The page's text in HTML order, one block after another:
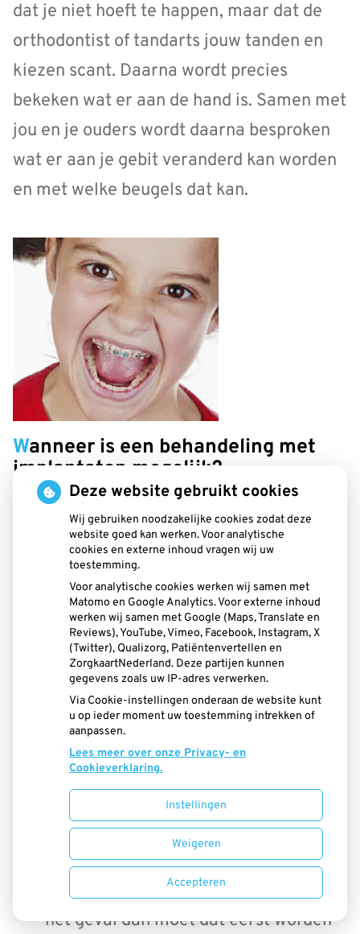
dat je niet hoeft te happen, maar dat de
orthodontist of tandarts jouw tanden en
kiezen scant. Daarna wordt precies
bekeken wat er aan de hand is. Samen met
jou en je ouders wordt daarna besproken
wat er aan je gebit veranderd kan worden
en met welke beugels dat kan.
Wanneer is een behandeling met
implantaten mogelijk?
In principe kan bij iedereen met volgroeid
kaakbot (vanaf ongeveer achttien jaar)
een implantaat worden geplaatst. Voor
een succesvolle behandeling moet u wel
aan enkele voorwaarden voldoen:
Er moet voldoende kaakbot in hoogte
én in breedte zijn.
Het kaakbot moet gezond zijn.
Ook het tandvlees van de resterende
tanden moet gezond zijn. Is dat niet
het geval dan moet dat eerst worden
Deze website gebruikt cookies
Wij gebruiken noodzakelijke cookies zodat deze
website goed kan werken. Voor analytische
cookies en externe inhoud vragen wij uw
toestemming.
Voor analytische cookies werken wij samen met
Matomo en Google Analytics. Voor externe inhoud
werken wij samen met Google (Maps, Translate en
Reviews), YouTube, Vimeo, Facebook, Instagram, X
(Twitter), Qualizorg, Patiëntenvertellen en
ZorgkaartNederland. Deze partijen kunnen
gegevens zoals uw IP-adres verwerken.
Via Cookie-instellingen onderaan de website kunt
u op ieder moment uw toestemming intrekken of
aanpassen.
Lees meer over onze Privacy- en
Cookieverklaring.
Instellingen
Weigeren
Accepteren